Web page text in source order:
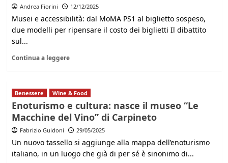
Andrea Fiorini 12/12/2025
Musei e accessibilità: dal MoMA PS1 al biglietto sospeso,
due modelli per ripensare il costo dei biglietti Il dibattito
sul...
Continua a leggere
Benessere Wine & Food
Enoturismo e cultura: nasce il museo “Le
Macchine del Vino” di Carpineto
Fabrizio Guidoni 29/05/2025
Un nuovo tassello si aggiunge alla mappa dell’enoturismo
italiano, in un luogo che già di per sé è sinonimo di...